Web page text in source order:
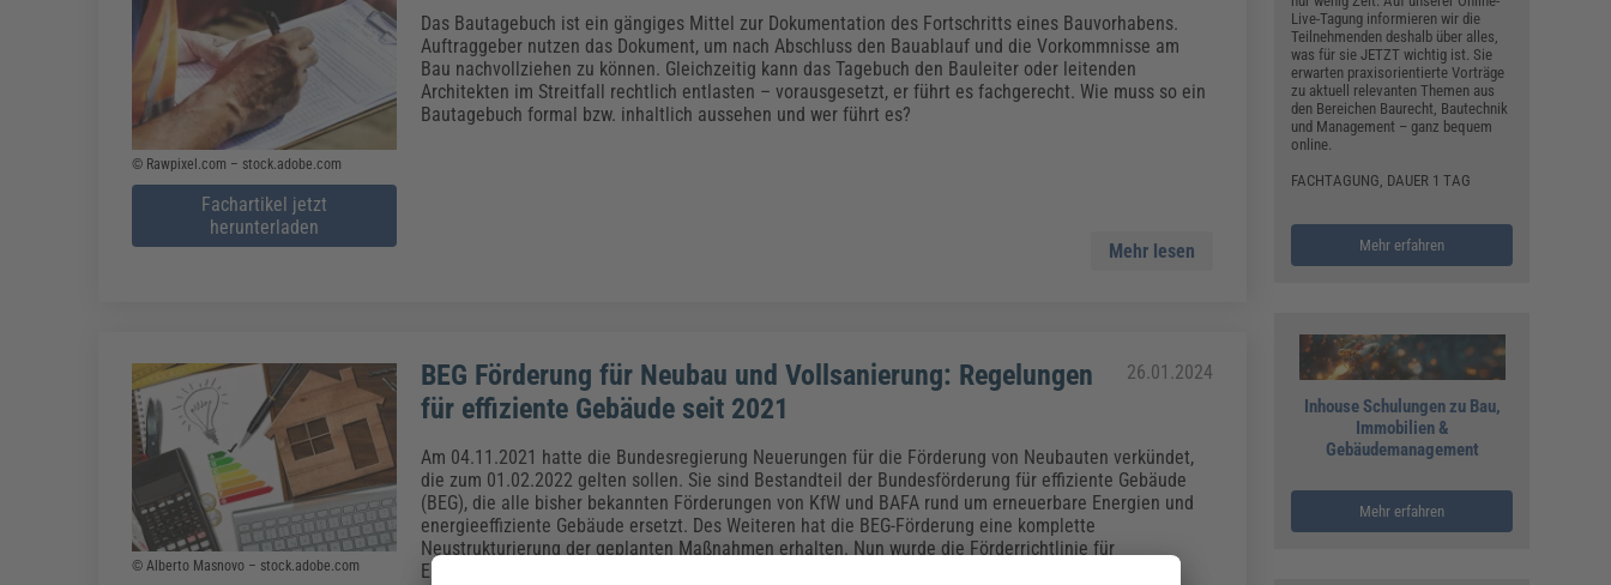
© Rawpixel.com – stock.adobe.com
Fachartikel jetzt
herunterladen
Das Bautagebuch ist ein gängiges Mittel zur Dokumentation des Fortschritts eines Bauvorhabens.
Auftraggeber nutzen das Dokument, um nach Abschluss den Bauablauf und die Vorkommnisse am
Bau nachvollziehen zu können. Gleichzeitig kann das Tagebuch den Bauleiter oder leitenden
Architekten im Streitfall rechtlich entlasten – vorausgesetzt, er führt es fachgerecht. Wie muss so ein
Bautagebuch formal bzw. inhaltlich aussehen und wer führt es?
Mehr lesen
© Alberto Masnovo – stock.adobe.com
BEG Förderung für Neubau und Vollsanierung: Regelungen
für effiziente Gebäude seit 2021
26.01.2024
Am 04.11.2021 hatte die Bundesregierung Neuerungen für die Förderung von Neubauten verkündet,
die zum 01.02.2022 gelten sollen. Sie sind Bestandteil der Bundesförderung für effiziente Gebäude
(BEG), die alle bisher bekannten Förderungen von KfW und BAFA rund um erneuerbare Energien und
energieeffiziente Gebäude ersetzt. Des Weiteren hat die BEG-Förderung eine komplette
Neustrukturierung der geplanten Maßnahmen erhalten. Nun wurde die Förderrichtlinie für
Einzelmaßnahmen novelliert und die überarbeiteten Fördersätze gelten seit Januar 2024.
Live-Tagung informieren wir die
Teilnehmenden deshalb über alles,
was für sie JETZT wichtig ist. Sie
erwarten praxisorientierte Vorträge
zu aktuell relevanten Themen aus
den Bereichen Baurecht, Bautechnik
und Management – ganz bequem
online.
FACHTAGUNG, DAUER 1 TAG
Mehr erfahren
Inhouse Schulungen zu Bau,
Immobilien &
Gebäudemanagement
Mehr erfahren